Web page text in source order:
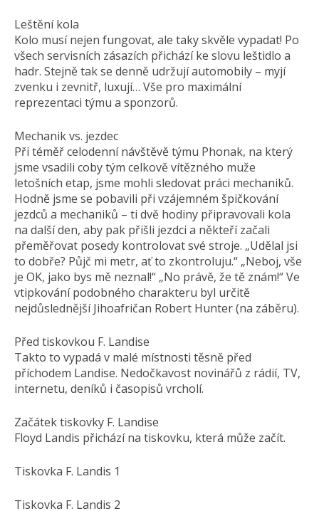
Leštění kola
Kolo musí nejen fungovat, ale taky skvěle vypadat! Po
všech servisních zásazích přichází ke slovu leštidlo a
hadr. Stejně tak se denně udržují automobily – myjí
zvenku i zevnitř, luxují… Vše pro maximální
reprezentaci týmu a sponzorů.
Mechanik vs. jezdec
Při téměř celodenní návštěvě týmu Phonak, na který
jsme vsadili coby tým celkově vítězného muže
letošních etap, jsme mohli sledovat práci mechaniků.
Hodně jsme se pobavili při vzájemném špičkování
jezdců a mechaniků – ti dvě hodiny připravovali kola
na další den, aby pak přišli jezdci a někteří začali
přeměřovat posedy kontrolovat své stroje. „Udělal jsi
to dobře? Půjč mi metr, ať to zkontroluju.“ „Neboj, vše
je OK, jako bys mě neznal!“ „No právě, že tě znám!“ Ve
vtipkování podobného charakteru byl určitě
nejdůslednější Jihoafričan Robert Hunter (na záběru).
Před tiskovkou F. Landise
Takto to vypadá v malé místnosti těsně před
příchodem Landise. Nedočkavost novinářů z rádií, TV,
internetu, deníků i časopisů vrcholí.
Začátek tiskovky F. Landise
Floyd Landis přichází na tiskovku, která může začít.
Tiskovka F. Landis 1
Tiskovka F. Landis 2